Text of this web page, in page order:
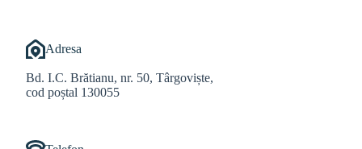
Adresa
Bd. I.C. Brătianu, nr. 50, Târgoviște,
cod poștal 130055